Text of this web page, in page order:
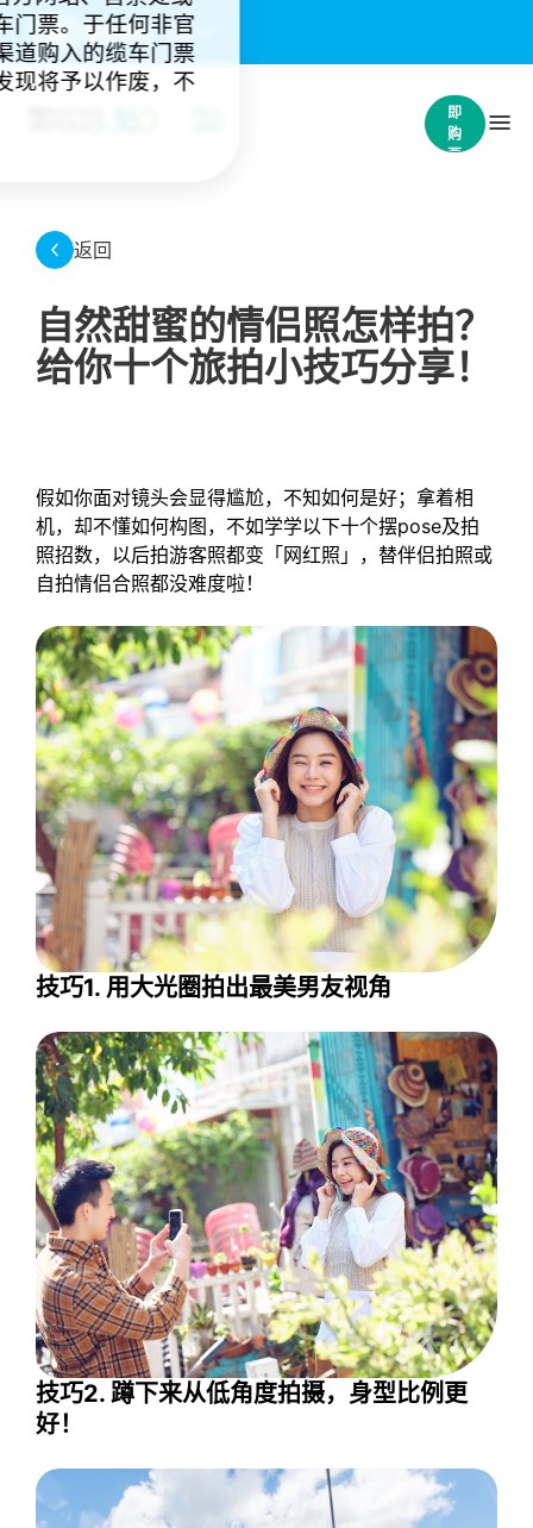
重要通知：(4)
立
即
购
票
门票。于任何非官
道购入的缆车门票
现将予以作废，不
返回
自然甜蜜的情侣照怎样拍？
给你十个旅拍小技巧分享！
假如你面对镜头会显得尴尬，不知如何是好；拿着相
机，却不懂如何构图，不如学学以下十个摆pose及拍
照招数，以后拍游客照都变「网红照」，替伴侣拍照或
自拍情侣合照都没难度啦！
技巧1. 用大光圈拍出最美男友视角
技巧2. 蹲下来从低角度拍摄，身型比例更
好！